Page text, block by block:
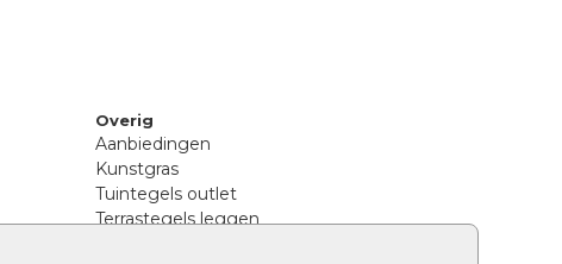
Overig
Aanbiedingen
Kunstgras
Tuintegels outlet
Terrastegels leggen